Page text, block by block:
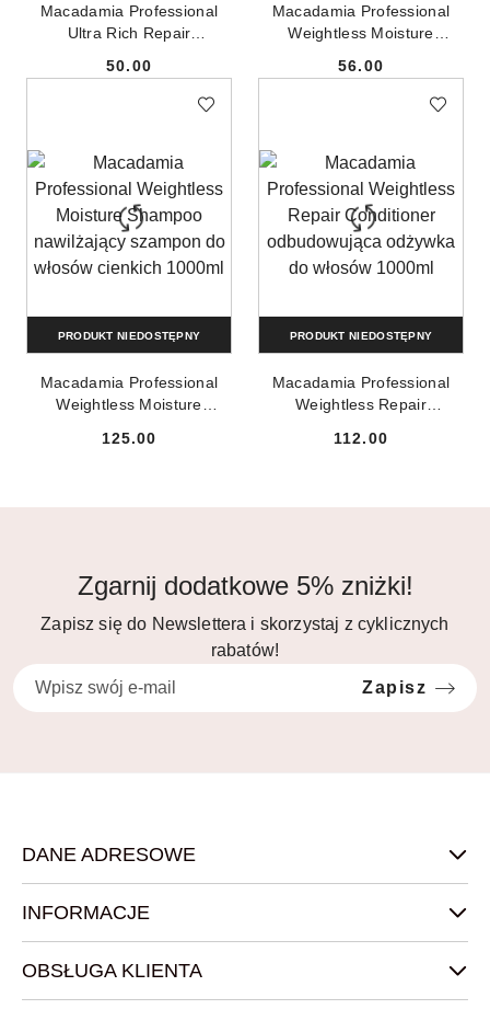
Macadamia Professional
Ultra Rich Repair
odżywka do włosów grubych
Cena:
50.00
Macadamia Professional
Weightless Moisture
odżywka do włosów cienkich
Cena:
56.00
Macadamia Professional
Weightless Moisture
szampon do włosów
Cena:
125.00
PRODUKT NIEDOSTĘPNY
Macadamia Professional
Weightless Repair
odżywka do włosów 1000ml
Cena:
112.00
PRODUKT NIEDOSTĘPNY
Zgarnij dodatkowe 5% zniżki!
Zapisz się do Newslettera i skorzystaj z cyklicznych
rabatów!
Zapisz
DANE ADRESOWE
INFORMACJE
OBSŁUGA KLIENTA